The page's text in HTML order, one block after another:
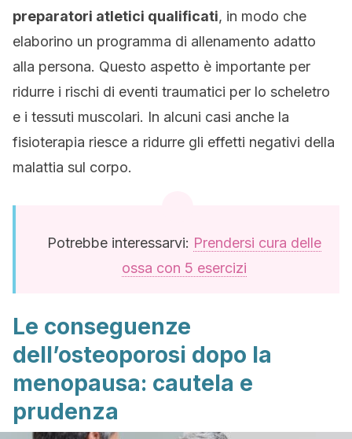
preparatori atletici qualificati, in modo che
elaborino un programma di allenamento adatto
alla persona. Questo aspetto è importante per
ridurre i rischi di eventi traumatici per lo scheletro
e i tessuti muscolari. In alcuni casi anche la
fisioterapia riesce a ridurre gli effetti negativi della
malattia sul corpo.
Potrebbe interessarvi: Prendersi cura delle
ossa con 5 esercizi
Le conseguenze
dell’osteoporosi dopo la
menopausa: cautela e
prudenza